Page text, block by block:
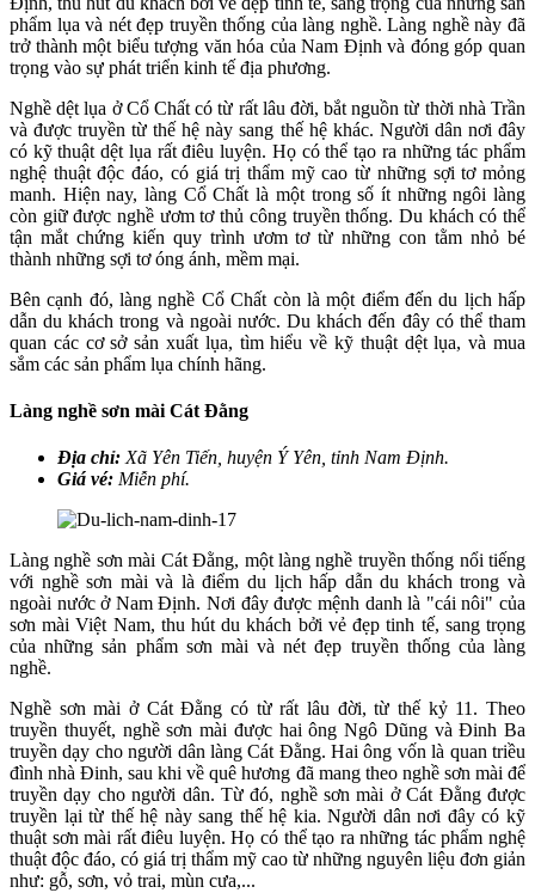
phẩm lụa và nét đẹp truyền thống của làng nghề. Làng nghề này đã
trở thành một biểu tượng văn hóa của Nam Định và đóng góp quan
trọng vào sự phát triển kinh tế địa phương.
Nghề dệt lụa ở Cổ Chất có từ rất lâu đời, bắt nguồn từ thời nhà Trần
và được truyền từ thế hệ này sang thế hệ khác. Người dân nơi đây
có kỹ thuật dệt lụa rất điêu luyện. Họ có thể tạo ra những tác phẩm
nghệ thuật độc đáo, có giá trị thẩm mỹ cao từ những sợi tơ mỏng
manh. Hiện nay, làng Cổ Chất là một trong số ít những ngôi làng
còn giữ được nghề ươm tơ thủ công truyền thống. Du khách có thể
tận mắt chứng kiến quy trình ươm tơ từ những con tằm nhỏ bé
thành những sợi tơ óng ánh, mềm mại.
Bên cạnh đó, làng nghề Cổ Chất còn là một điểm đến du lịch hấp
dẫn du khách trong và ngoài nước. Du khách đến đây có thể tham
quan các cơ sở sản xuất lụa, tìm hiểu về kỹ thuật dệt lụa, và mua
sắm các sản phẩm lụa chính hãng.
Làng nghề sơn mài Cát Đằng
Địa chỉ: Xã Yên Tiến, huyện Ý Yên, tỉnh Nam Định.
Giá vé: Miễn phí.
Làng nghề sơn mài Cát Đằng, một làng nghề truyền thống nổi tiếng
với nghề sơn mài và là điểm du lịch hấp dẫn du khách trong và
ngoài nước ở Nam Định. Nơi đây được mệnh danh là "cái nôi" của
sơn mài Việt Nam, thu hút du khách bởi vẻ đẹp tinh tế, sang trọng
của những sản phẩm sơn mài và nét đẹp truyền thống của làng
nghề.
Nghề sơn mài ở Cát Đằng có từ rất lâu đời, từ thế kỷ 11. Theo
truyền thuyết, nghề sơn mài được hai ông Ngô Dũng và Đinh Ba
truyền dạy cho người dân làng Cát Đằng. Hai ông vốn là quan triều
đình nhà Đinh, sau khi về quê hương đã mang theo nghề sơn mài để
truyền dạy cho người dân. Từ đó, nghề sơn mài ở Cát Đằng được
truyền lại từ thế hệ này sang thế hệ kia. Người dân nơi đây có kỹ
thuật sơn mài rất điêu luyện. Họ có thể tạo ra những tác phẩm nghệ
thuật độc đáo, có giá trị thẩm mỹ cao từ những nguyên liệu đơn giản
như: gỗ, sơn, vỏ trai, mùn cưa,...